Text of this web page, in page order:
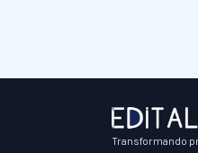
Transformando